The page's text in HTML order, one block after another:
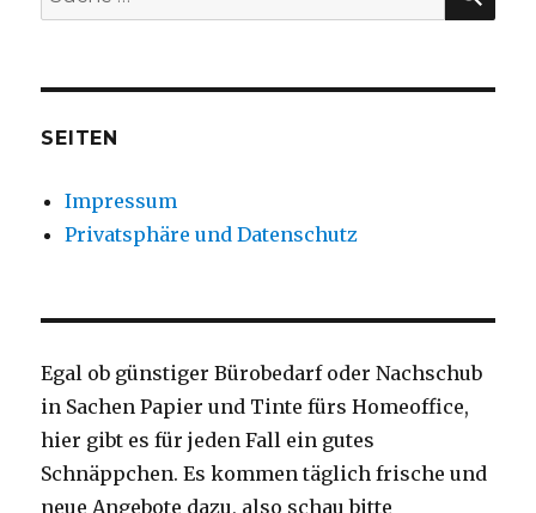
nach:
SEITEN
Impressum
Privatsphäre und Datenschutz
Egal ob günstiger Bürobedarf oder Nachschub
in Sachen Papier und Tinte fürs Homeoffice,
hier gibt es für jeden Fall ein gutes
Schnäppchen. Es kommen täglich frische und
neue Angebote dazu, also schau bitte